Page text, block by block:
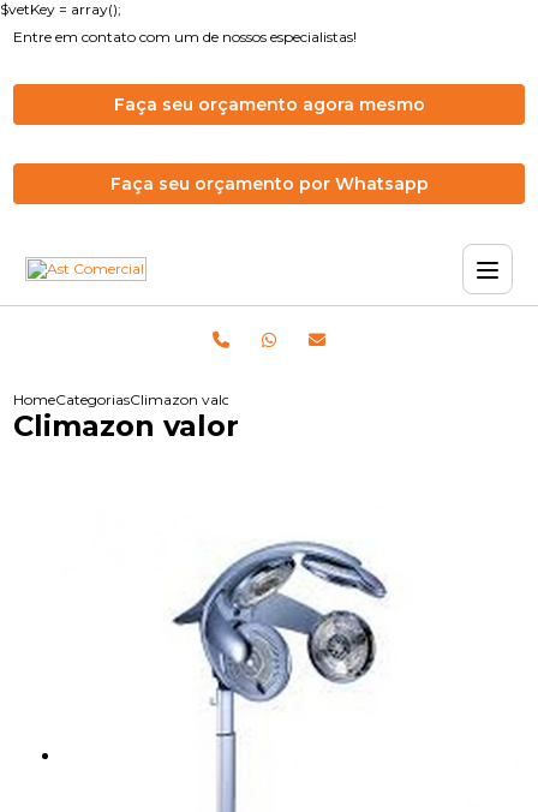
$vetKey = array();
Entre em contato com um de nossos especialistas!
Faça seu orçamento agora mesmo
Faça seu orçamento por Whatsapp
HomeCategoriasClimazon valor
Climazon valor